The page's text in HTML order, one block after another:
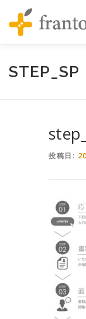
コンテンツへスキップ
STEP_SP
投稿日: